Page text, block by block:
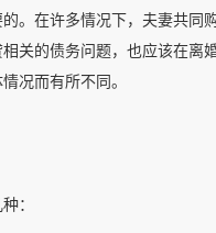
。在许多情况下，夫妻共
关的债务问题，也应该在
况而有所不同。
：